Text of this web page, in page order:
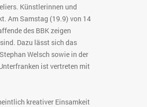
Künstlerinnen und
Am Samstag (19.9) von 14
des BBK zeigen
Dazu lässt sich das
Welsch sowie in der
ist vertreten mit
kreativer Einsamkeit